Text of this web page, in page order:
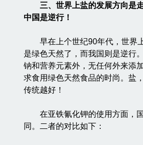
三、世界上盐的发展方向是
中国是逆行！
早在上个世纪90年代，世界
是绿色天然了，而我国则是逆行
钠和营养元素外，无任何外来添
求食用绿色天然食品的时尚。盐
传统越好！
在亚铁氰化钾的使用方面，国
同。二者的对比如下：